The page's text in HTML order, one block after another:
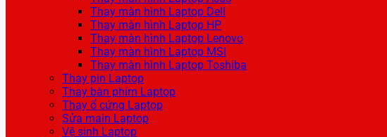
Thay màn hình Laptop Dell
Thay màn hình Laptop HP
Thay màn hình Laptop Lenovo
Thay màn hình Laptop MSI
Thay màn hình Laptop Toshiba
Thay pin Laptop
Thay bàn phím Laptop
Thay ổ cứng Laptop
Sửa main Laptop
Vệ sinh Laptop